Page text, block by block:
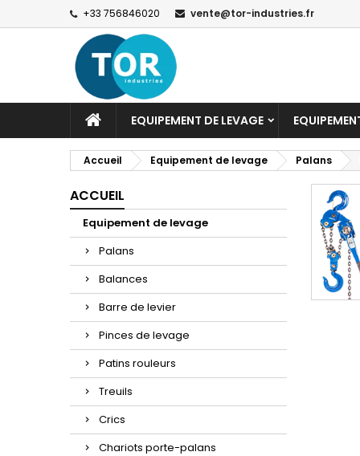
+33 756846020 vente@tor-industries.fr
EQUIPEMENT DE LEVAGE
Accueil Equipement de levage Palans
ACCUEIL
Equipement de levage
Palans
Balances
Barre de levier
Pinces de levage
Patins rouleurs
Treuils
Crics
Chariots porte-palans